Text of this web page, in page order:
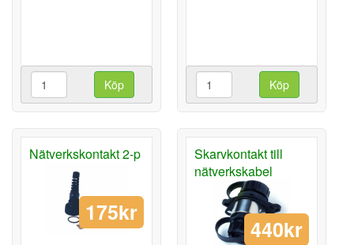
Köp Köp
Nätverkskontakt 2-p
175kr
Skarvkontakt till
nätverkskabel
440kr